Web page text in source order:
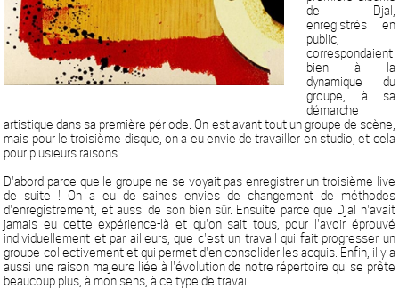
de Djal,
enregistrés en
public,
correspondaient
bien à la
dynamique du
groupe, à sa
démarche
artistique dans sa première période. On est avant tout un groupe de scène,
mais pour le troisième disque, on a eu envie de travailler en studio, et cela
pour plusieurs raisons.
D'abord parce que le groupe ne se voyait pas enregistrer un troisième live
de suite ! On a eu de saines envies de changement de méthodes
d'enregistrement, et aussi de son bien sûr. Ensuite parce que Djal n'avait
jamais eu cette expérience-là et qu'on sait tous, pour l'avoir éprouvé
individuellement et par ailleurs, que c'est un travail qui fait progresser un
groupe collectivement et qui permet d'en consolider les acquis. Enfin, il y a
aussi une raison majeure liée à l'évolution de notre répertoire qui se prête
beaucoup plus, à mon sens, à ce type de travail.